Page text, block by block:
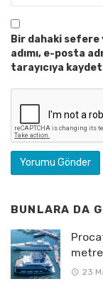
Bir dahaki sefere
adımı, e-posta
tarayıcıya
BUNLARA DA
23